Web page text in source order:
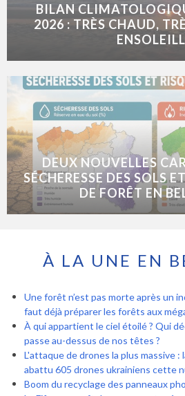
BILAN
2026 : TRÈS CHAUD,
DEUX NOUVELLES
SÉCHERESSE DES SOLS
DE FORÊT EN
À LA UNE EN
Une forêt n’est pas morte après un
faut déjà préparer les forêts aux
À qui appartient le ciel étoilé ? Qui
passe au-dessus de nos têtes ?
L'attaque de drones la plus massive :
abattu 605 drones ukrainiens cette
Boom du recyclage des panneaux